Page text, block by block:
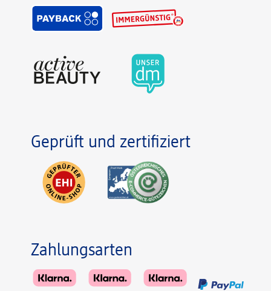
Geprüft und zertifiziert
Zahlungsarten